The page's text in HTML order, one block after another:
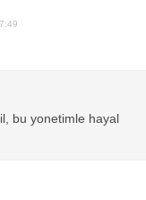
bu yonetimle hayal